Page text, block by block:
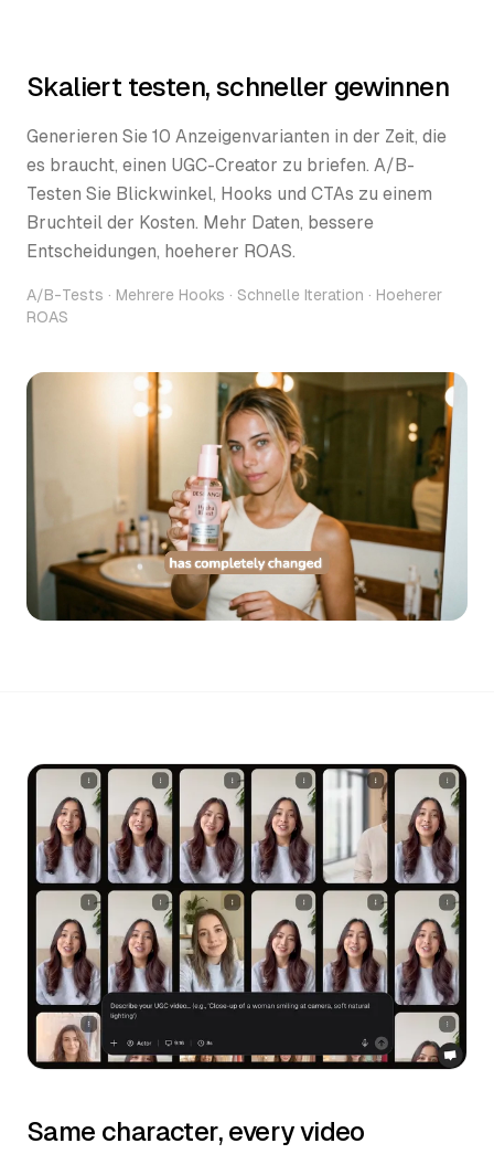
Skaliert testen, schneller gewinnen
Generieren Sie 10 Anzeigenvarianten in der Zeit, die
es braucht, einen UGC-Creator zu briefen. A/B-
Testen Sie Blickwinkel, Hooks und CTAs zu einem
Bruchteil der Kosten. Mehr Daten, bessere
Entscheidungen, hoeherer ROAS.
A/B-Tests · Mehrere Hooks · Schnelle Iteration · Hoeherer
ROAS
Same character, every video